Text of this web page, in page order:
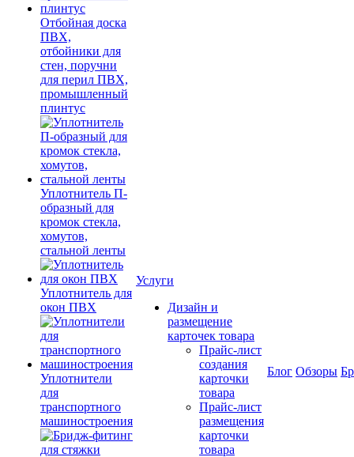
Отбойная доска
ПВХ,
отбойники для
стен, поручни
для перил ПВХ,
промышленный
плинтус
Уплотнитель П-
образный для
кромок стекла,
хомутов,
стальной ленты
Уплотнитель для
окон ПВХ
Уплотнители
для
транспортного
машиностроения
Услуги
Дизайн и
размещение
карточек товара
Прайс-лист
создания
карточки
товара
Прайс-лист
размещения
карточки
товара
Блог Обзоры